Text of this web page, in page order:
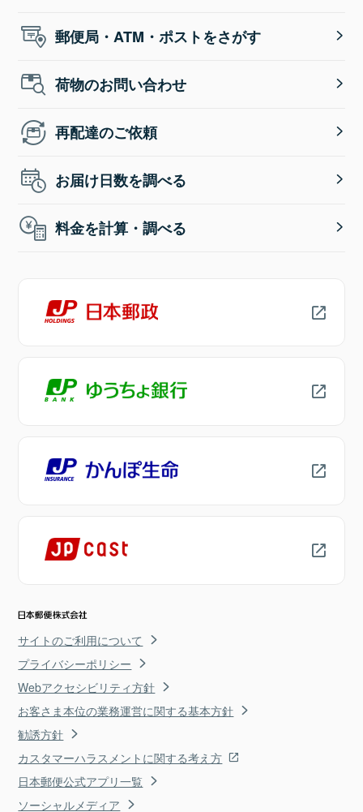
郵便局・ATM・ポストをさがす
荷物のお問い合わせ
再配達のご依頼
お届け日数を調べる
料金を計算・調べる
サイトのご利用について
プライバシーポリシー
Webアクセシビリティ方針
お客さま本位の業務運営に関する基本方針
勧誘方針
カスタマーハラスメントに関する考え方
日本郵便公式アプリ一覧
ソーシャルメディア